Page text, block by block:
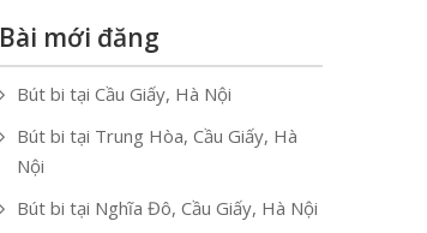
Bài mới đăng
Bút bi tại Cầu Giấy, Hà Nội
Bút bi tại Trung Hòa, Cầu Giấy, Hà
Nội
Bút bi tại Nghĩa Đô, Cầu Giấy, Hà Nội